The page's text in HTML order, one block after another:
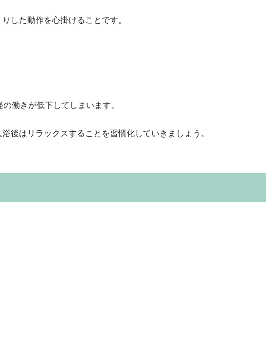
した動作を心掛けること です。
働きが低下してしまいます。
後はリラックスすることを習慣化していきましょう。